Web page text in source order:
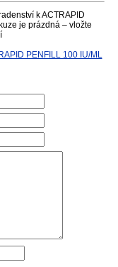
k ACTRAPID
je prázdná – vložte
PENFILL 100 IU/ML